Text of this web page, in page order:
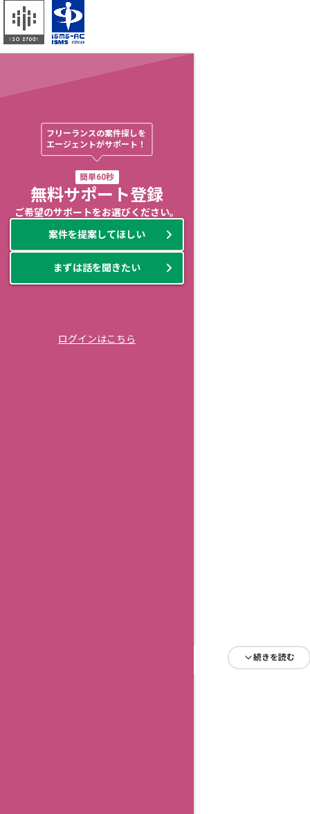
続きを読む
続きを読む
続きを読む
続きを読む
続きを読む
続きを読む
続きを読む
続きを読む
続きを読む
続きを読む
続きを読む
続きを読む
続きを読む
続きを読む
続きを読む
続きを読む
続きを読む
続きを読む
続きを読む
続きを読む
フリーランスの案件探しを
エージェントがサポート！
簡単60秒
無料サポート登録
ご希望のサポートをお選びください。
案件を提案してほしい
まずは話を聞きたい
ログインはこちら